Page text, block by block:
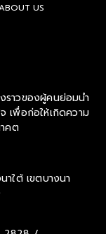
US
ราวของผู้คนย่อมนำ
เพื่อก่อให้เกิดความ
คต
ใต้ เขตบางนา